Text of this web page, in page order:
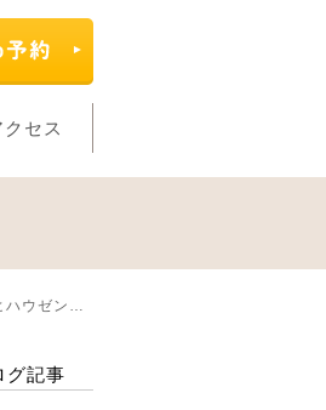
セス
ミュンヒハウゼン症候群
グ記事